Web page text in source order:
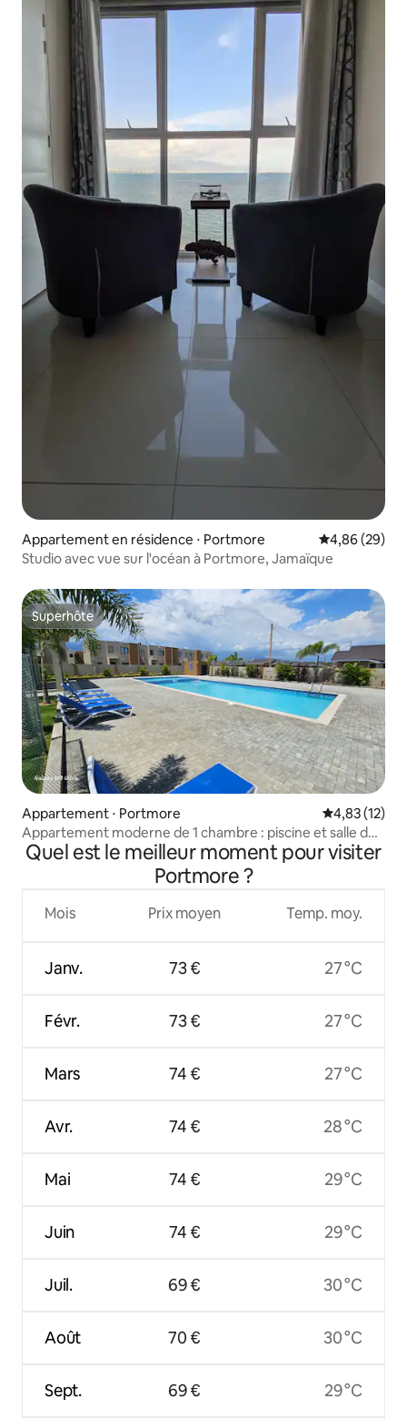
Appartement en résidence ⋅ Portmore Évaluation
4,86 (29)
Studio avec vue sur l'océan à Portmore, Jamaïque
Superhôte
Superhôte
Appartement ⋅ Portmore Évaluation
4,83 (12)
Appartement moderne de 1 chambre : piscine et salle de
sport
Quel est le meilleur moment pour visiter
Portmore ?
Mois
Janv.
Févr.
Mars
Avr.
Mai
Juin
Juil.
Août
Sept.
Prix moyen
73 €
73 €
74 €
74 €
74 €
74 €
69 €
70 €
69 €
Temp. moy.
27 °C
27 °C
27 °C
28 °C
29 °C
29 °C
30 °C
30 °C
29 °C